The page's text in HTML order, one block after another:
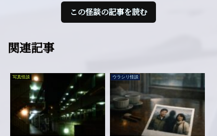
この怪談の記事を読む
関連記事
写真怪談 ウラシリ怪談